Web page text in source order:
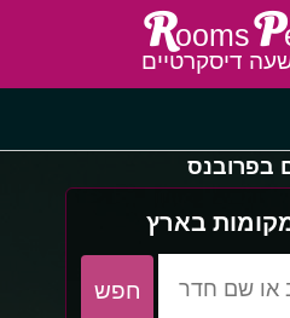
Rooms P דיסקרטיים
איזור
שעה במרכז
בפרובנס
בארץ